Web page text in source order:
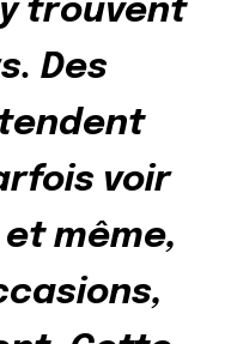
trouvent
Des
voir
même,